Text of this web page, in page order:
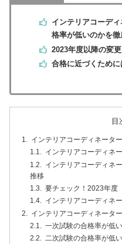
インテリアコーデ
格率が低いのかを徹
2023年度以降の変
合格に近づくために
目
インテリアコーディネータ
インテリアコーディネ
インテリアコーディネ
推移
要チェック！2023年度
インテリアコーディネ
インテリアコーディネータ
一次試験の合格率が低
二次試験の合格率が低